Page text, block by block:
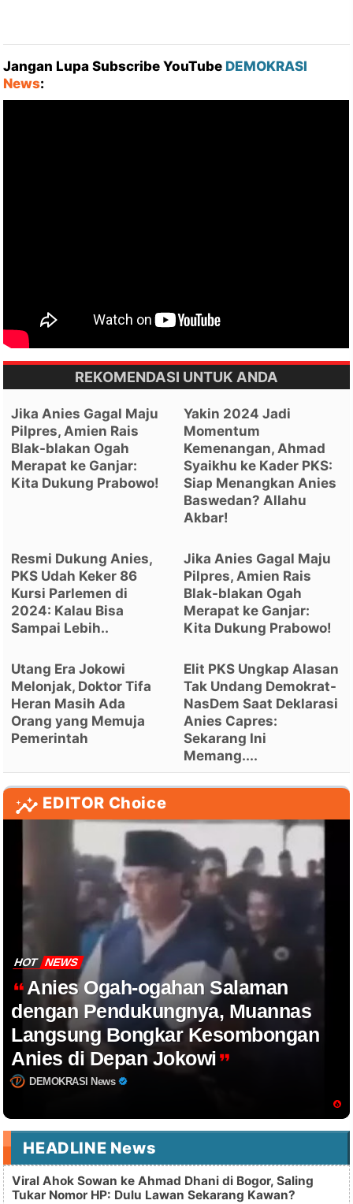
Jangan Lupa Subscribe YouTube DEMOKRASI
News:
REKOMENDASI UNTUK ANDA
Jika Anies Gagal Maju
Pilpres, Amien Rais
Blak-blakan Ogah
Merapat ke Ganjar:
Kita Dukung Prabowo!
Yakin 2024 Jadi
Momentum
Kemenangan, Ahmad
Syaikhu ke Kader PKS:
Siap Menangkan Anies
Baswedan? Allahu
Akbar!
Resmi Dukung Anies,
PKS Udah Keker 86
Kursi Parlemen di
2024: Kalau Bisa
Sampai Lebih..
Jika Anies Gagal Maju
Pilpres, Amien Rais
Blak-blakan Ogah
Merapat ke Ganjar:
Kita Dukung Prabowo!
Utang Era Jokowi
Melonjak, Doktor Tifa
Heran Masih Ada
Orang yang Memuja
Pemerintah
Elit PKS Ungkap Alasan
Tak Undang Demokrat-
NasDem Saat Deklarasi
Anies Capres:
Sekarang Ini
Memang....
EDITOR Choice
HOT NEWS
Anies Ogah-ogahan Salaman
dengan Pendukungnya, Muannas
Langsung Bongkar Kesombongan
Anies di Depan Jokowi
DEMOKRASI News
HEADLINE News
Viral Ahok Sowan ke Ahmad Dhani di Bogor, Saling
Tukar Nomor HP: Dulu Lawan Sekarang Kawan?